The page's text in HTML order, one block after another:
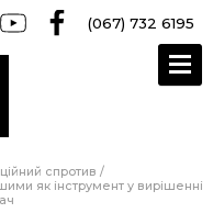
(067) 732 6195
спротив /
як інструмент у вирішенні